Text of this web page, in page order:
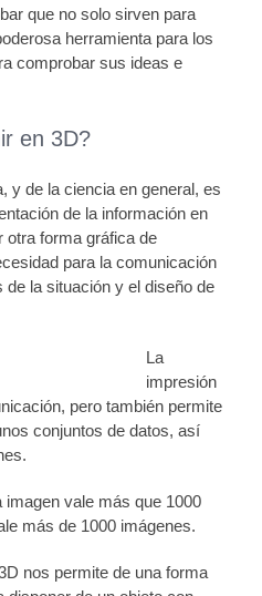
que no solo sirven para
herramienta para los
comprobar sus ideas e
en 3D?
y de la ciencia en general, es
de la información en
otra forma gráfica de
para la comunicación
la situación y el diseño de
La
impresión
pero también permite
conjuntos de datos, así
vale más que 1000
más de 1000 imágenes.
nos permite de una forma